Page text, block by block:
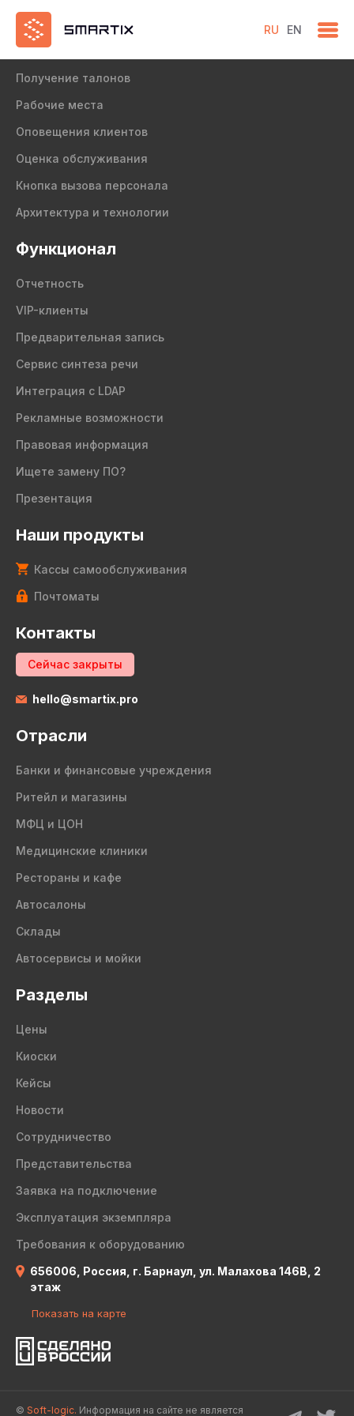
RU EN
Продукт
Получение талонов
Рабочие места
Оповещения клиентов
Оценка обслуживания
Кнопка вызова персонала
Архитектура и технологии
Функционал
Отчетность
VIP-клиенты
Предварительная запись
Сервис синтеза речи
Интеграция с LDAP
Рекламные возможности
Правовая информация
Ищете замену ПО?
Презентация
Наши продукты
Кассы самообслуживания
Почтоматы
Контакты
Сейчас закрыты
hello@smartix.pro
Отрасли
Банки и финансовые учреждения
Ритейл и магазины
МФЦ и ЦОН
Медицинские клиники
Рестораны и кафе
Автосалоны
Склады
Автосервисы и мойки
Разделы
Цены
Киоски
Кейсы
Новости
Сотрудничество
Представительства
Заявка на подключение
Эксплуатация экземпляра
Требования к оборудованию
656006, Россия, г. Барнаул, ул. Малахова 146В, 2
этаж
Показать на карте
© Soft-logic. Информация на сайте не является